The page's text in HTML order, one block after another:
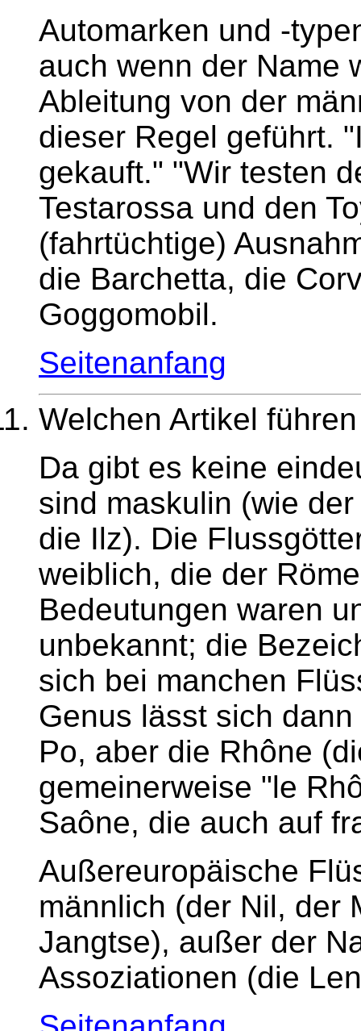
Automarken und -
auch wenn der Name
Ableitung von der
dieser Regel geführt.
gekauft." "Wir testen
Testarossa und den
(fahrtüchtige)
die Barchetta, die
Goggomobil.
Seitenanfang
Welchen Artikel
Da gibt es keine
sind maskulin (wie
die Ilz). Die
weiblich, die der
Bedeutungen waren
unbekannt; die
sich bei manchen
Genus lässt sich
Po, aber die Rhône
gemeinerweise "le
Saône, die auch auf
Außereuropäische
männlich (der Nil, der
Jangtse), außer der
Assoziationen (die